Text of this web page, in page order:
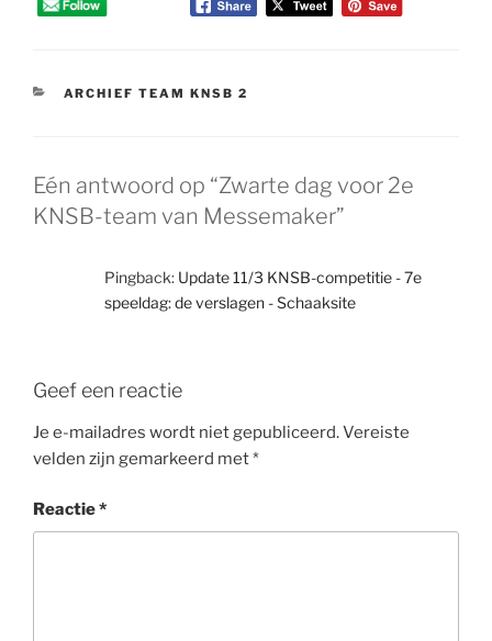
CATEGORIEËN
ARCHIEF TEAM KNSB 2
Eén antwoord op “Zwarte dag voor 2e
KNSB-team van Messemaker”
Pingback: Update 11/3 KNSB-competitie - 7e
speeldag: de verslagen - Schaaksite
Geef een reactie
Je e-mailadres wordt niet gepubliceerd.Vereiste
velden zijn gemarkeerd met*
Reactie*